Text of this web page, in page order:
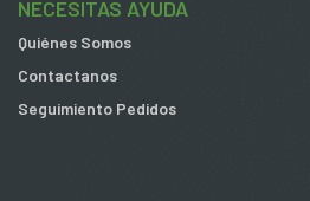
NECESITAS AYUDA
Quiénes Somos
Contactanos
Seguimiento Pedidos